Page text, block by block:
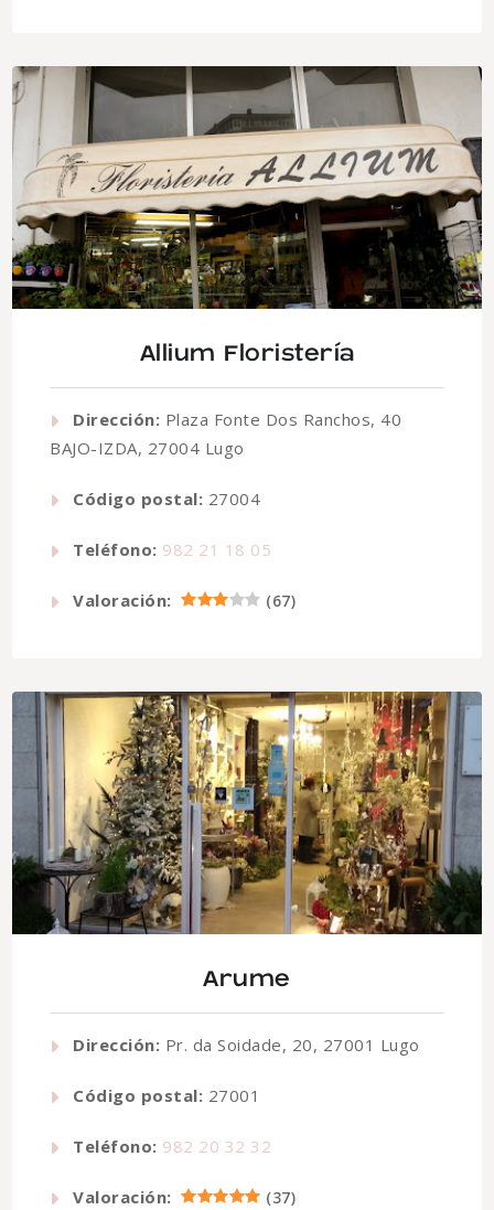
Allium Floristería
Dirección: Plaza Fonte Dos Ranchos, 40
BAJO-IZDA, 27004 Lugo
Código postal: 27004
Teléfono: 982 21 18 05
Valoración: (67)
Arume
Dirección: Pr. da Soidade, 20, 27001 Lugo
Código postal: 27001
Teléfono: 982 20 32 32
Valoración: (37)